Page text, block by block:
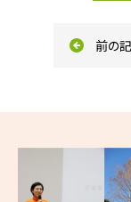
前の